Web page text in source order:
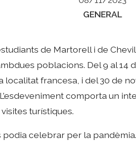
Categories
GENERAL
de Martorell i de
poblacions. Del 9 al 14
localitat francesa, i del 30 de
comporta un
turístiques.
podia celebrar per la